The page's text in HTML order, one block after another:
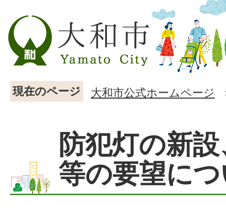
現在のページ 大和市公式ホームページ
防犯灯の新
等の要望に